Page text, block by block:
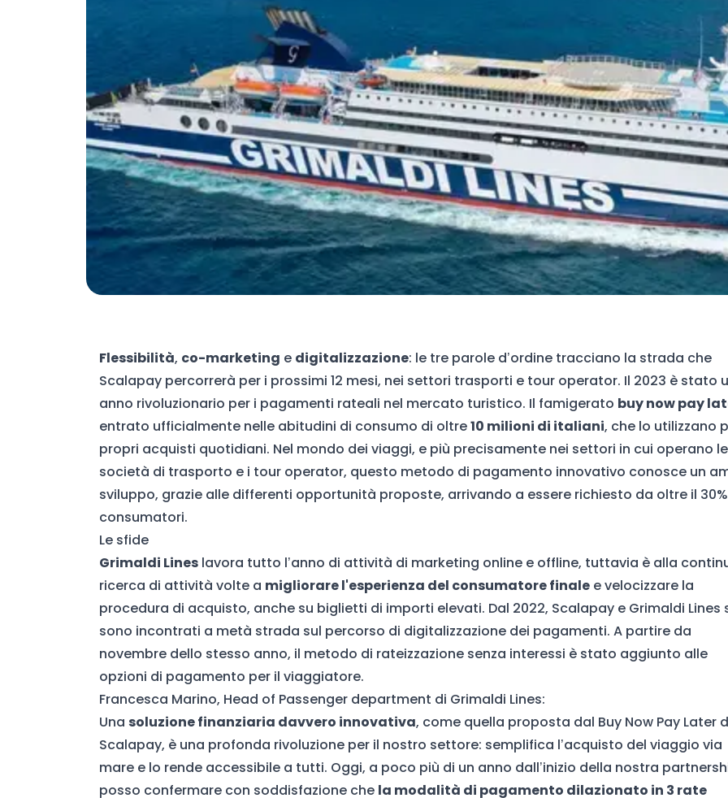
Flessibilità, co-marketing e digitalizzazione: le tre parole d’ordine tracciano la strada che
Scalapay percorrerà per i prossimi 12 mesi, nei settori trasporti e tour operator. Il 2023 è stato
anno rivoluzionario per i pagamenti rateali nel mercato turistico. Il famigerato buy now pay
entrato ufficialmente nelle abitudini di consumo di oltre10 milioni di italiani, che lo utilizzano
propri acquisti quotidiani. Nel mondo dei viaggi, e più precisamente nei settori in cui operano le
società di trasporto e i tour operator, questo metodo di pagamento innovativo conosce un
sviluppo, grazie alle differenti opportunità proposte, arrivando a essere richiesto da oltre il
consumatori.
Le sfide
Grimaldi Lines lavora tutto l’anno di attività di marketing online e offline, tuttavia è alla
ricerca di attività volte a migliorare l'esperienza del consumatore finale e velocizzare la
procedura di acquisto, anche su biglietti di importi elevati. Dal 2022, Scalapay e Grimaldi Lines
sono incontrati a metà strada sul percorso di digitalizzazione dei pagamenti. A partire da
novembre dello stesso anno, il metodo di rateizzazione senza interessi è stato aggiunto alle
opzioni di pagamento per il viaggiatore.
Francesca Marino, Head of Passenger department di Grimaldi Lines:
Una soluzione finanziaria davvero innovativa, come quella proposta dal Buy Now Pay Later
Scalapay, è una profonda rivoluzione per il nostro settore: semplifica l’acquisto del viaggio via
mare e lo rende accessibile a tutti. Oggi, a poco più di un anno dall’inizio della nostra
posso confermare con soddisfazione che la modalità di pagamento dilazionato in 3 rate